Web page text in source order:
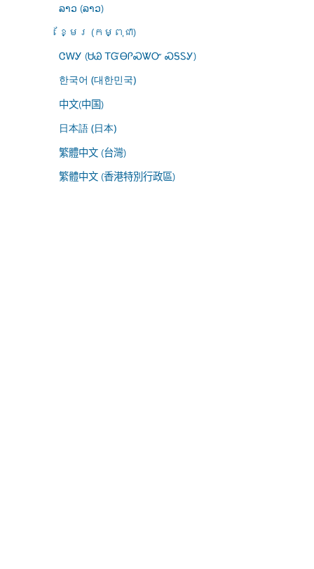
ລາວ (ລາວ)
ខ្មែរ (កម្ពុជា)
ᏣᎳᎩ (ᏌᏊ ᎢᏳᎾᎵᏍᏔᏅ ᏍᎦᏚᎩ)
한국어 (대한민국)
中文(中国)
日本語 (日本)
繁體中文 (台灣)
繁體中文 (香港特別行政區)